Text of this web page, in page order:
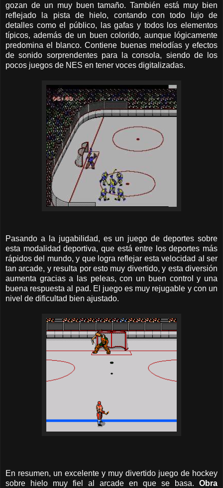
gozan de un muy buen tamaño. También está muy bien
reflejado la pista de hielo, contando con todo lujo de
detalles como el público, las gafas y todos los elementos
típicos, además de un buen colorido, aunque lógicamente
predomina el blanco. Contiene buenas melodías y efectos
de sonido sorprendentes para la consola, siendo de los
pocos juegos de NES en tener voces digitalizadas.
Pasando a la jugabilidad, es un juego de deportes sobre
esta modalidad deportiva, que está entre los deportes más
rápidos del mundo, y que logra reflejar esta velocidad al ser
tan arcade, y resulta por esto muy divertido, y esta diversión
aumenta gracias a las peleas, con un buen control y una
buena respuesta al pad. El juego es muy rejugable y con un
nivel de dificultad bien ajustado.
En resumen, un excelente y muy divertido juego de hockey
sobre hielo muy fiel al arcade en que se basa. Obra